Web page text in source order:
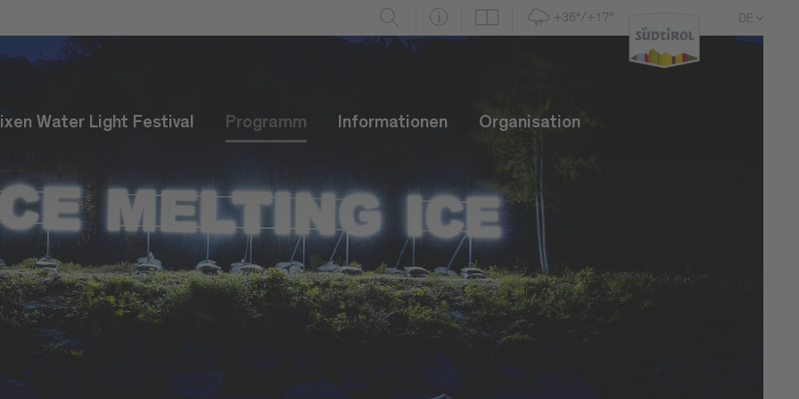
+36°/+17° DE
EN
Water Light Festival Programm Informationen Organisation